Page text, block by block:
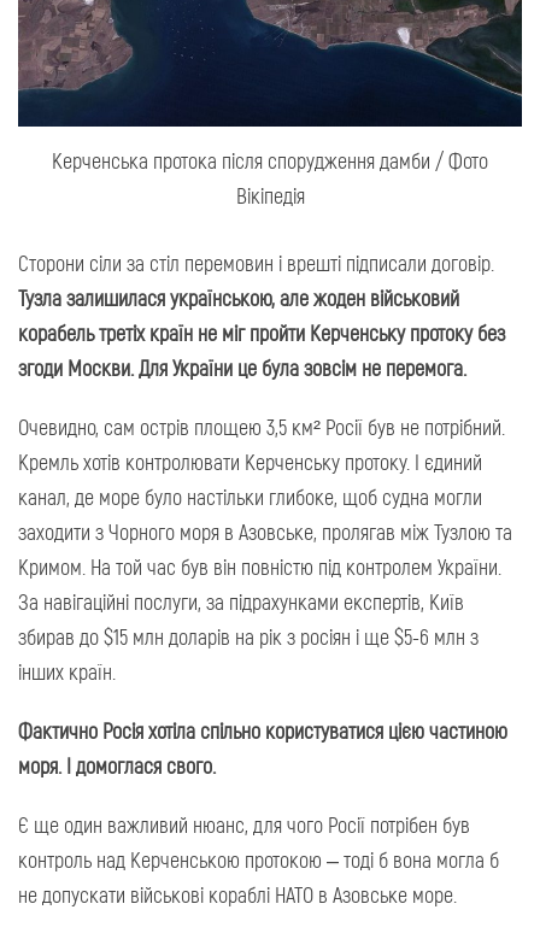
Керченська протока після спорудження дамби / Фото
Вікіпедія
Сторони сіли за стіл перемовин і врешті підписали договір.
Тузла залишилася українською, але жоден військовий
корабель третіх країн не міг пройти Керченську протоку без
згоди Москви. Для України це була зовсім не перемога.
Очевидно, сам острів площею 3,5 км² Росії був не потрібний.
Кремль хотів контролювати Керченську протоку. І єдиний
канал, де море було настільки глибоке, щоб судна могли
заходити з Чорного моря в Азовське, пролягав між Тузлою та
Кримом. На той час був він повністю під контролем України.
За навігаційні послуги, за підрахунками експертів, Київ
збирав до $15 млн доларів на рік з росіян і ще $5-6 млн з
інших країн.
Фактично Росія хотіла спільно користуватися цією частиною
моря. І домоглася свого.
Є ще один важливий нюанс, для чого Росії потрібен був
контроль над Керченською протокою – тоді б вона могла б
не допускати військові кораблі НАТО в Азовське море.